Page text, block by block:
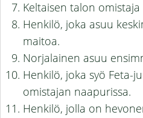
Keltaisen talon
Henkilö, joka asuu
maitoa.
Norjalainen asuu
Henkilö, joka syö Feta-
omistajan naapurissa.
Henkilö, jolla on